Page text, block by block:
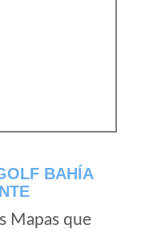
BAHÍA
Mapas que